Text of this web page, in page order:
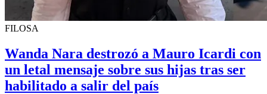
FILOSA
Wanda Nara destrozó a Mauro Icardi con
un letal mensaje sobre sus hijas tras ser
habilitado a salir del país